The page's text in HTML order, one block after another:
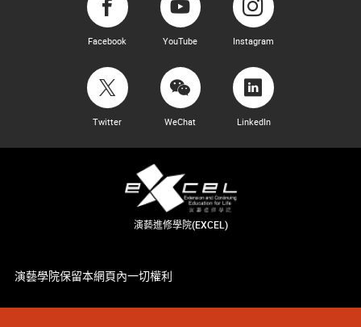
Facebook YouTube Instagram
Twitter WeChat LinkedIn
演藝進修學院(EXCEL)
演藝學院保留本網頁內一切權利